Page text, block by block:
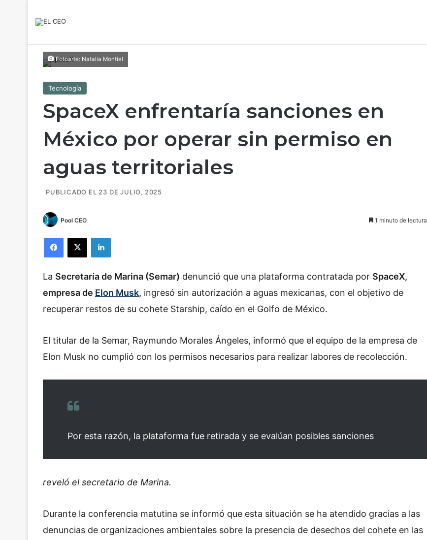
Fotoarte: Natalia Montiel
Tecnología
SpaceX enfrentaría sanciones en
México por operar sin permiso en
aguas territoriales
PUBLICADO EL 23 DE JULIO, 2025
Pool CEO 1 minuto de lectura
La Secretaría de Marina (Semar) denunció que una plataforma contratada por SpaceX,
empresa de Elon Musk, ingresó sin autorización a aguas mexicanas, con el objetivo de
recuperar restos de su cohete Starship, caído en el Golfo de México.
El titular de la Semar, Raymundo Morales Ángeles, informó que el equipo de la empresa de
Elon Musk no cumplió con los permisos necesarios para realizar labores de recolección.
Por esta razón, la plataforma fue retirada y se evalúan posibles sanciones
reveló el secretario de Marina.
Durante la conferencia matutina se informó que esta situación se ha atendido gracias a las
denuncias de organizaciones ambientales sobre la presencia de desechos del cohete en las